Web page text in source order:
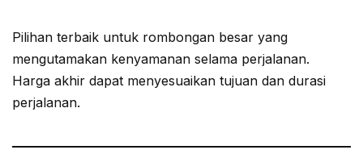
Pilihan terbaik untuk rombongan besar yang
mengutamakan kenyamanan selama perjalanan.
Harga akhir dapat menyesuaikan tujuan dan durasi
perjalanan.